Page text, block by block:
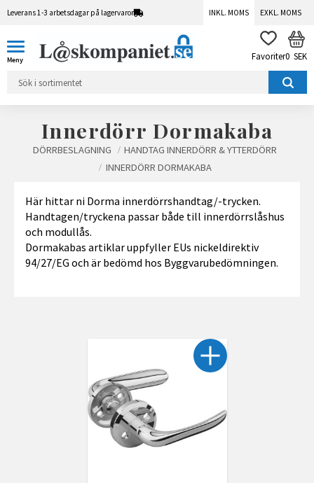
Leverans 1-3 arbetsdagar på lagervaror INKL. MOMS EXKL. MOMS
FAVORITER
0 SEK
Innerdörr Dormakaba
DÖRRBESLAGNING
HANDTAG INNERDÖRR & YTTERDÖRR
INNERDÖRR DORMAKABA
Här hittar ni Dorma innerdörrshandtag/-trycken.
Handtagen/tryckena passar både till innerdörrslåshus
och modullås.
Dormakabas artiklar uppfyller EUs nickeldirektiv
94/27/EG och är bedömd hos Byggvarubedömningen.